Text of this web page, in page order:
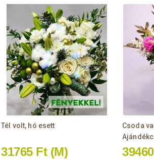
Tél volt, hó esett
31765 Ft (M)
Csoda